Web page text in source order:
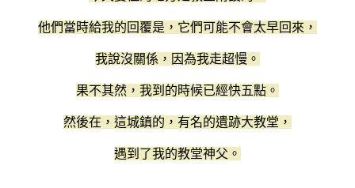
他們當時給我的回覆是，它們可能不會太早回來，
我說沒關係，因為我走超慢。
果不其然，我到的時候已經快五點。
然後在，這城鎮的，有名的遺跡大教堂，
遇到了我的教堂神父。